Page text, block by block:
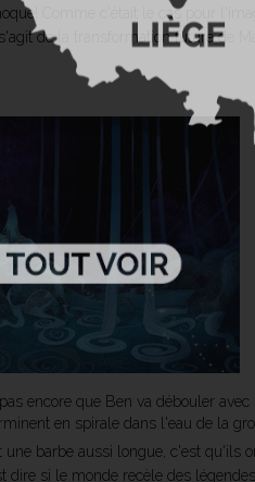
Comme c'était le cas pour
de la transformation future de
encore que Ben va débouler
en spirale dans l'eau de la
barbe aussi longue, c'est qu'ils
dire si le monde recèle des